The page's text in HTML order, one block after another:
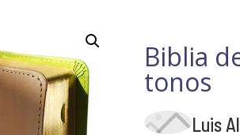
Biblia
tonos
Luis